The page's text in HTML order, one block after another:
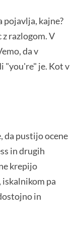
pojavlja, kajne?
razlogom. V
da v
"you're" je. Kot v
da pustijo ocene
in drugih
krepijo
pa
in